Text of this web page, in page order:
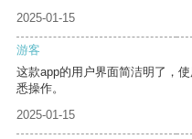
2025-01-15
游客
这款app的用户界面简洁明了，
悉操作。
2025-01-15